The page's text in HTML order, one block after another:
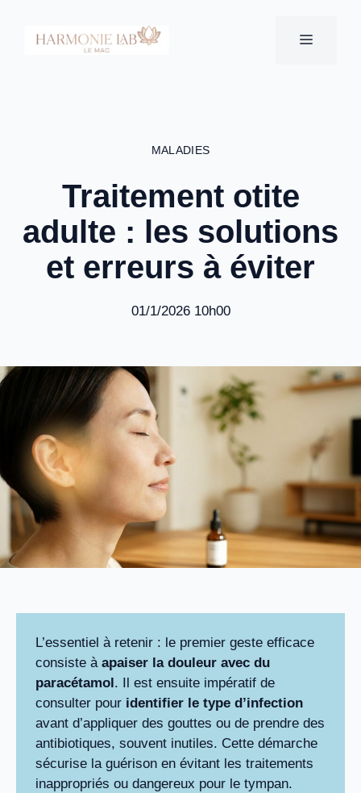
contenu
MENU
MALADIES
Traitement otite
adulte : les solutions
et erreurs à éviter
01/1/2026 10h00
L’essentiel à retenir : le premier geste efficace
consiste à apaiser la douleur avec du
paracétamol . Il est ensuite impératif de
consulter pour identifier le type d’infection
avant d’appliquer des gouttes ou de prendre des
antibiotiques, souvent inutiles. Cette démarche
sécurise la guérison en évitant les traitements
inappropriés ou dangereux pour le tympan.